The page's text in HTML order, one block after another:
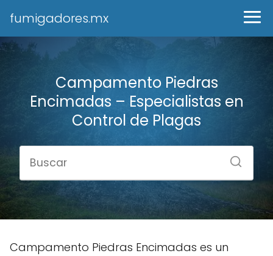
fumigadores.mx
Campamento Piedras
Encimadas – Especialistas en
Control de Plagas
Campamento Piedras Encimadas es un